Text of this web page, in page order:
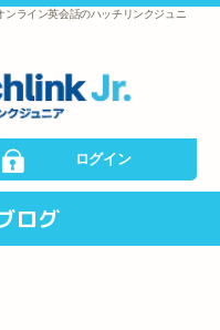
ライン英会話のハッチリンクジュニ
ログイン
ログ